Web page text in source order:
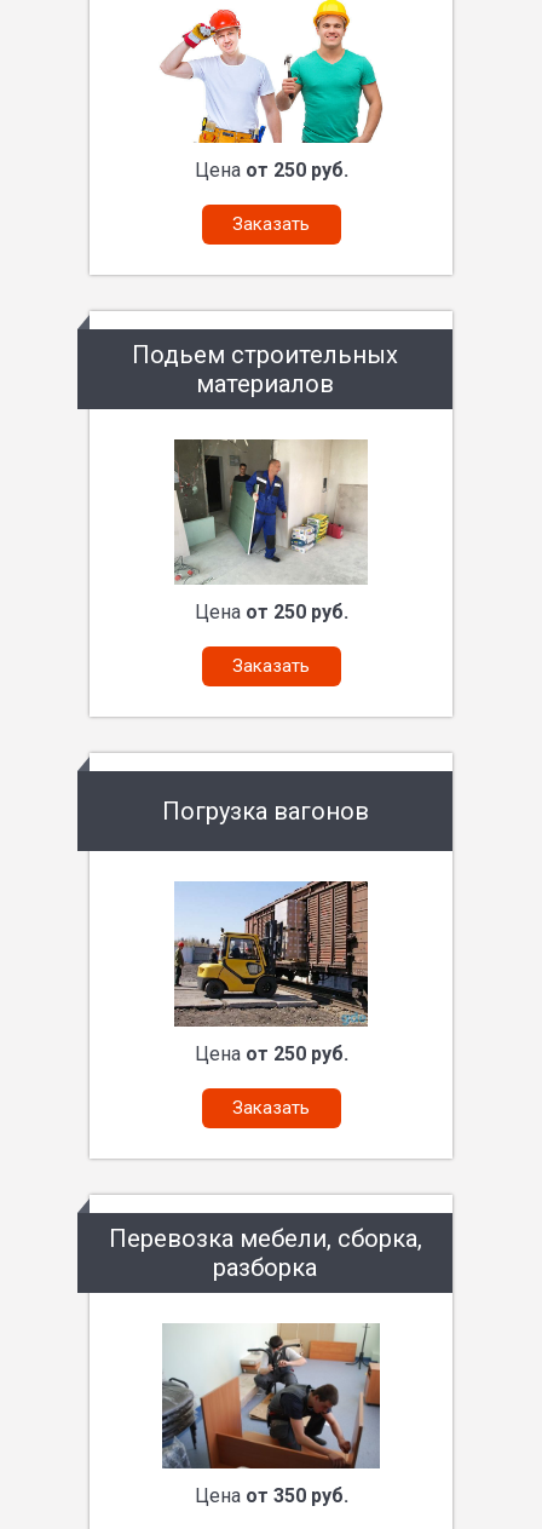
Цена от 250 руб.
Заказать
Подьем строительных
материалов
Цена от 250 руб.
Заказать
Погрузка вагонов
Цена от 250 руб.
Заказать
Перевозка мебели, сборка,
разборка
Цена от 350 руб.